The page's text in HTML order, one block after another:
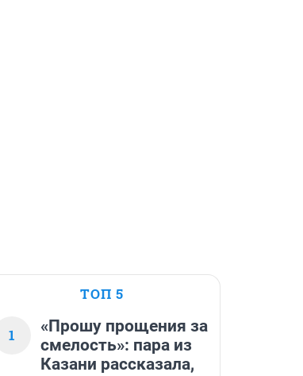
ТОП 5
1
«Прошу прощения за
смелость»: пара из
Казани рассказала,